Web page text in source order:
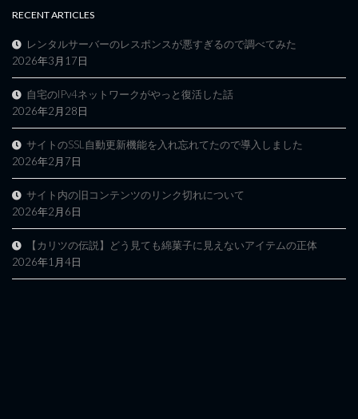
RECENT ARTICLES
レンタルサーバーのレスポンスが悪すぎるので調べてみた
2026年3月17日
自宅のIPv4ネットワークがやっと復活した話
2026年2月28日
サイトのSSL自動更新機能を入れ忘れてたので導入しました
2026年2月7日
サイト内の旧コンテンツのリンク切れについて
2026年2月6日
【カリツの伝説】どう見ても綿菓子に見えないアイテムの正体
2026年1月4日